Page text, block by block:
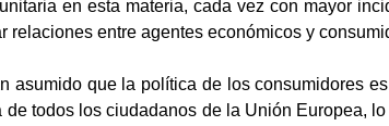
en esta materia, cada vez con mayor
relaciones entre agentes económicos y
asumido que la política de los consumidores
todos los ciudadanos de la Unión Europea,